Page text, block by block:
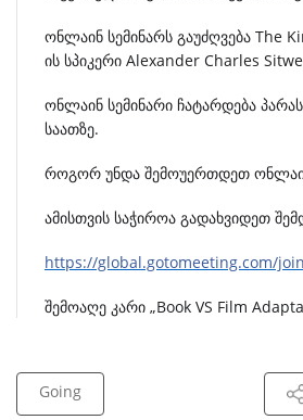
ონლაინ სემინარს გაუძღვება The
ის სპიკერი Alexander Charles
ონლაინ სემინარი ჩატარდება
საათზე.
როგორ უნდა შემოუერთდეთ
ამისთვის საჭიროა გადახვიდეთ
https://global.gotomeeting.com/
შემოაღე კარი „Book VS Film
Going